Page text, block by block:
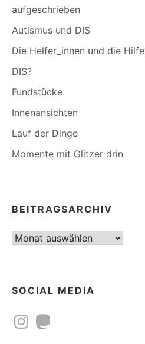
aufgeschrieben
Autismus und DIS
Die Helfer_innen und die Hilfe
DIS?
Fundstücke
Innenansichten
Lauf der Dinge
Momente mit Glitzer drin
BEITRAGSARCHIV
Beitragsarchiv
SOCIAL MEDIA
InstagramMastodon